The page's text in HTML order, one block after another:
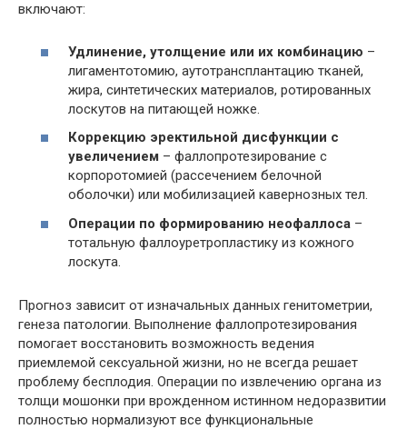
включают:
Удлинение, утолщение или их комбинацию –
лигаментотомию, аутотрансплантацию тканей,
жира, синтетических материалов, ротированных
лоскутов на питающей ножке.
Коррекцию эректильной дисфункции с
увеличением – фаллопротезирование с
корпоротомией (рассечением белочной
оболочки) или мобилизацией кавернозных тел.
Операции по формированию неофаллоса –
тотальную фаллоуретропластику из кожного
лоскута.
Прогноз зависит от изначальных данных генитометрии,
генеза патологии. Выполнение фаллопротезирования
помогает восстановить возможность ведения
приемлемой сексуальной жизни, но не всегда решает
проблему бесплодия. Операции по извлечению органа из
толщи мошонки при врожденном истинном недоразвитии
полностью нормализуют все функциональные